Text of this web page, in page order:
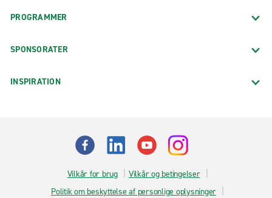
PROGRAMMER
SPONSORATER
INSPIRATION
Vilkår for brug
Vilkår og betingelser
Politik om beskyttelse af personlige oplysninger